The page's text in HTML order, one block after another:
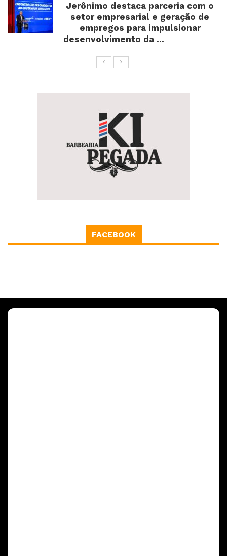
Jerônimo destaca parceria com o
setor empresarial e geração de
empregos para impulsionar
desenvolvimento da ...
FACEBOOK